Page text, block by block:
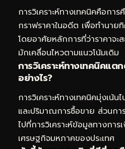
การวิเคราะห์ทางเทคนิคคือกา
กราฟราคาในอดีต เพื่อทำนาย
โดยอาศัยหลักการที่ว่าราคาจะ
มักเคลื่อนไหวตามแนวโน้มเดิม
การวิเคราะห์ทางเทคนิคแต
อย่างไร?
การวิเคราะห์ทางเทคนิคมุ่งเน้น
และปริมาณการซื้อขาย ส่วนกา
ไปที่การวิเคราะห์ข้อมูลทางกา
เศรษฐกิจมหภาคของประเทศ